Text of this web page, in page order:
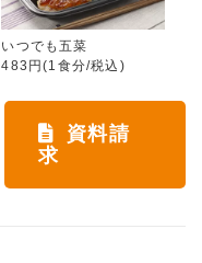
いつでも五菜
483円(1食分/税込)
資料請
求